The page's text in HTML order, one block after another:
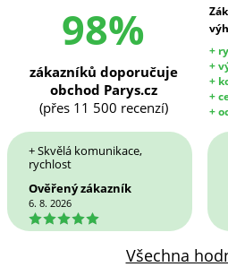
98%
+
+
+
+
+
zákazníků doporučuje
obchod Parys.cz
(přes 11 500 recenzí)
+ Skvělá komunikace,
rychlost
Ověřený zákazník
6. 8. 2026
5
Všechna